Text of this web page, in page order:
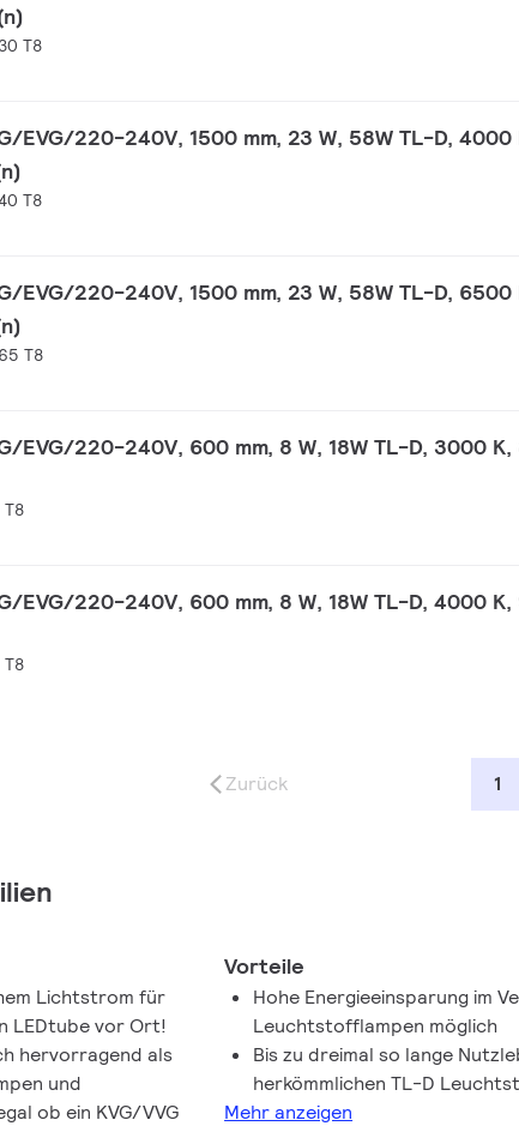
T8
EVG/220-240V, 1500 mm, 23 W, 58W TL-D, 4000
T8
EVG/220-240V, 1500 mm, 23 W, 58W TL-D, 6500
T8
EVG/220-240V, 600 mm, 8 W, 18W TL-D, 3000 K,
T8
EVG/220-240V, 600 mm, 8 W, 18W TL-D, 4000
T8
Zurück 1
Lichtstrom für
LEDtube vor Ort!
hervorragend als
und
ob ein KVG/VVG
Vorteile
Hohe Energieeinsparung im
Leuchtstofflampen möglich
Bis zu dreimal so lange
herkömmlichen TL-D
Mehr anzeigen